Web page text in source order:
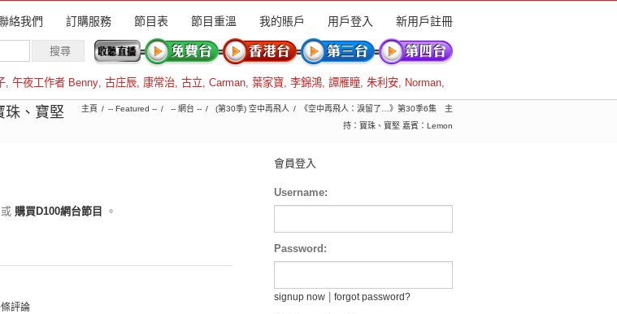
絡我們 訂購服務 節目表 節目重溫 我的賬戶 用戶登入 新用戶註冊
, 午夜工作者 Benny, 古庄辰, 康常治, 古立, Carman, 葉家寶, 李錦鴻, 譚雁瞳, 朱利安, Norman,
、寶堅
主頁 -- Featured -- -- 網台 -- (第30季) 空中再飛人
《空中再飛人：淚留了…》第30季6集 主
持：寶珠、寶堅 嘉賓：Lemon
或 購買D100網台節目 。
評論
會員登入
Username:
Password:
signup now forgot password?